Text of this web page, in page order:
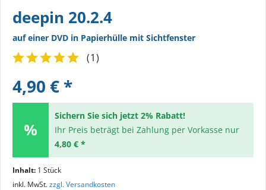
deepin 20.2.4
auf einer DVD in Papierhülle mit Sichtfenster
(1)
4,90 € *
Sichern Sie sich jetzt 2% Rabatt!
Ihr Preis beträgt bei Zahlung per Vorkasse nur
4,80 € *
Inhalt: 1 Stück
inkl. MwSt.zzgl. Versandkosten